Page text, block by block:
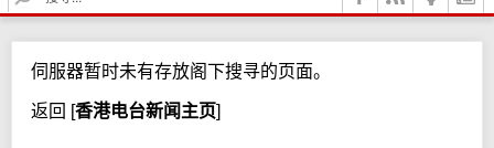
e
c
h
伺服器暂时未有存放阁下搜寻的页面。
返回 [香港电台新闻主页]